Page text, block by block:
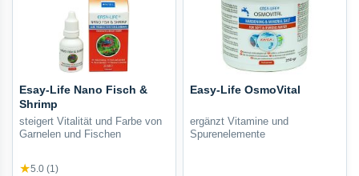
Esay-Life Nano Fisch &
Shrimp
steigert Vitalität und Farbe von
Garnelen und Fischen
★5.0 (1)
Easy-Life OsmoVital
ergänzt Vitamine und
Spurenelemente